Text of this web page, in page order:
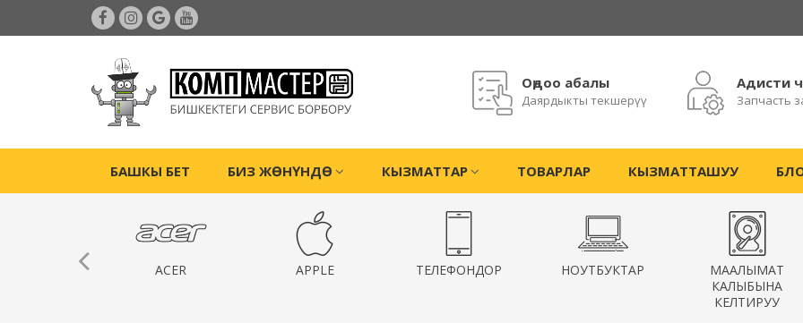
Оңдоо абалы
Даярдыкты текшерүү
Адисти
Запчасть
БАШКЫ БЕТ БИЗ ЖӨНҮНДӨ КЫЗМАТТАР ТОВАРЛАР КЫЗМАТТАШУУ
ACER APPLE ТЕЛЕФОНДОР НОУТБУКТАР
МААЛЫМАТ
КАЛЫБЫНА
КЕЛТИРУУ